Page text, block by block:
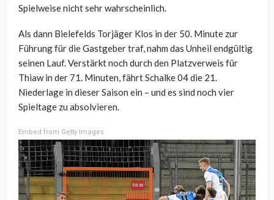
Spielweise nicht sehr wahrscheinlich.
Als dann Bielefelds Torjäger Klos in der 50. Minute zur
Führung für die Gastgeber traf, nahm das Unheil endgültig
seinen Lauf. Verstärkt noch durch den Platzverweis für
Thiaw in der 71. Minuten, fährt Schalke 04 die 21.
Niederlage in dieser Saison ein – und es sind noch vier
Spieltage zu absolvieren.
Embed from Getty Images